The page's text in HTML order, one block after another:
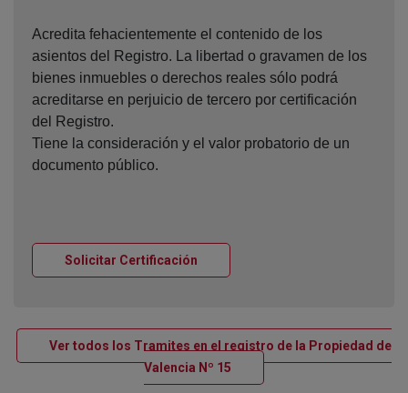
Acredita fehacientemente el contenido de los
asientos del Registro. La libertad o gravamen de los
bienes inmuebles o derechos reales sólo podrá
acreditarse en perjuicio de tercero por certificación
del Registro.
Tiene la consideración y el valor probatorio de un
documento público.
Solicitar Certificación
Ver todos los Tramites en el registro de la Propiedad de
Valencia Nº 15 Ventana nueva